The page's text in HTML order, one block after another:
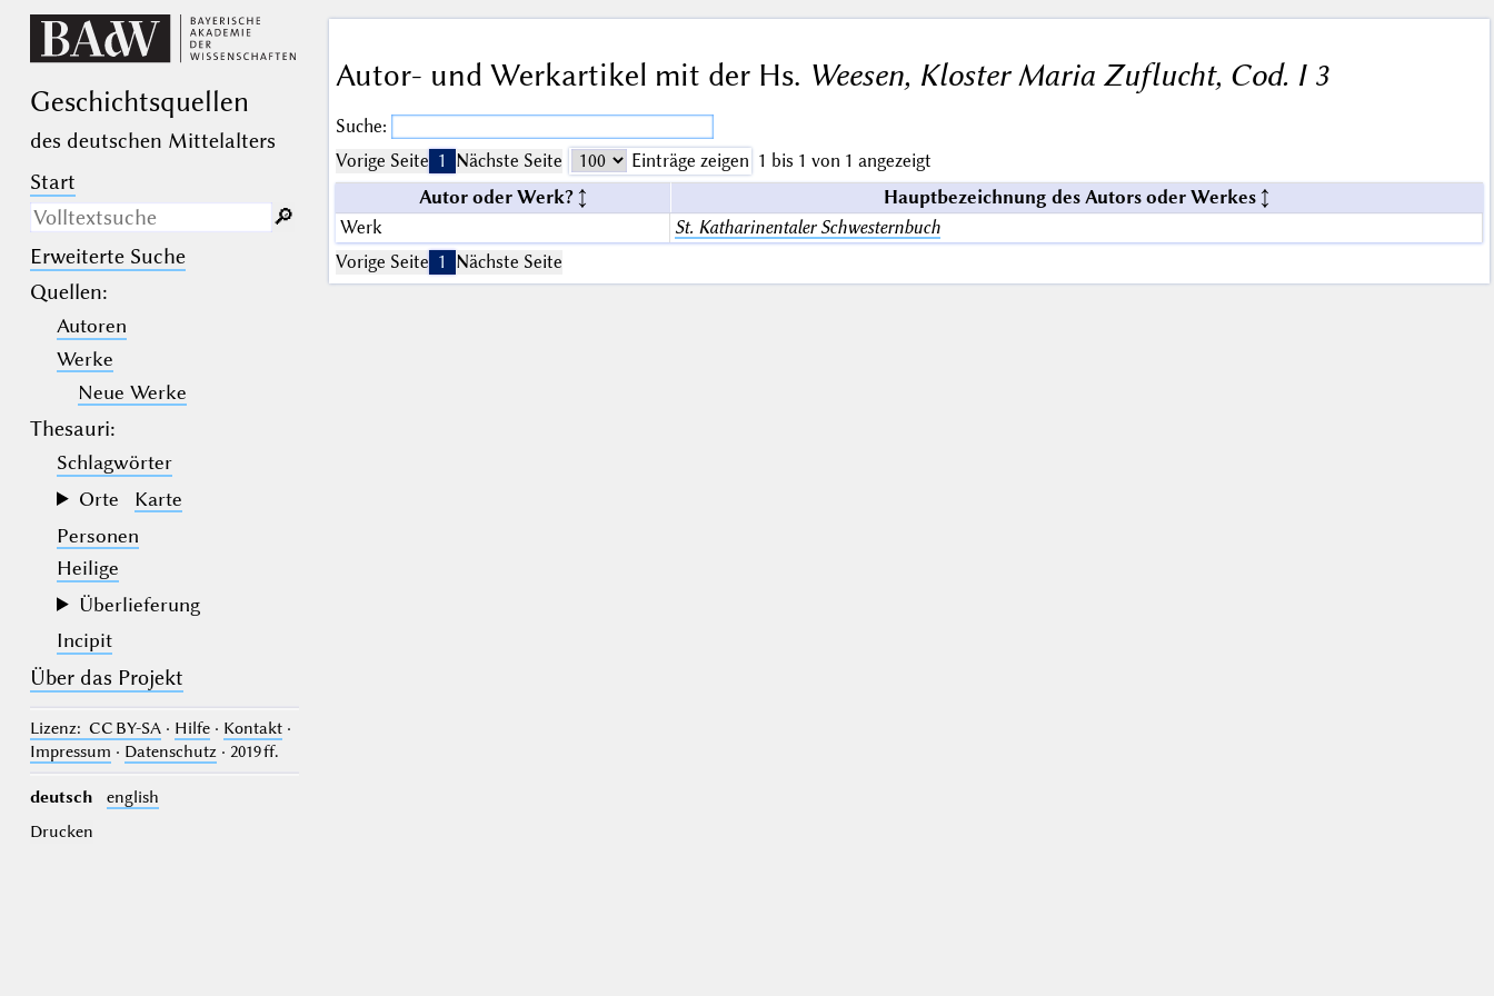
Geschichts­quellen
des deutschen Mittelalters
Start
Nur in Beschreibungs­texten
suchen
(der Unterstrich) ist Platzhalter für
genau ein Zeichen.
(das Prozentzeichen) ist Platzhalter
für kein, ein oder mehr als ein
Zeichen.
🔎︎
Erweiterte Suche
Quellen:
Autoren
Werke
Neue Werke
Thesauri:
Schlagwörter
Orte
Karte
Personen
Heilige
Überlieferung
Incipit
Über das Projekt
Lizenz: CC BY-SA· Hilfe· Kontakt·
Impressum · Datenschutz· 2019 ff.
deutsch
english
Drucken
Autor- und Werkartikel mit der Hs. Weesen, Kloster Maria Zuflucht, Cod. I 3
Suche:
Vorige Seite 1 Nächste Seite Einträge zeigen 1 bis 1 von 1 angezeigt
Autor oder Werk?
Hauptbezeichnung des Autors oder Werkes
Werk
St. Katharinentaler Schwesternbuch
Vorige Seite 1 Nächste Seite